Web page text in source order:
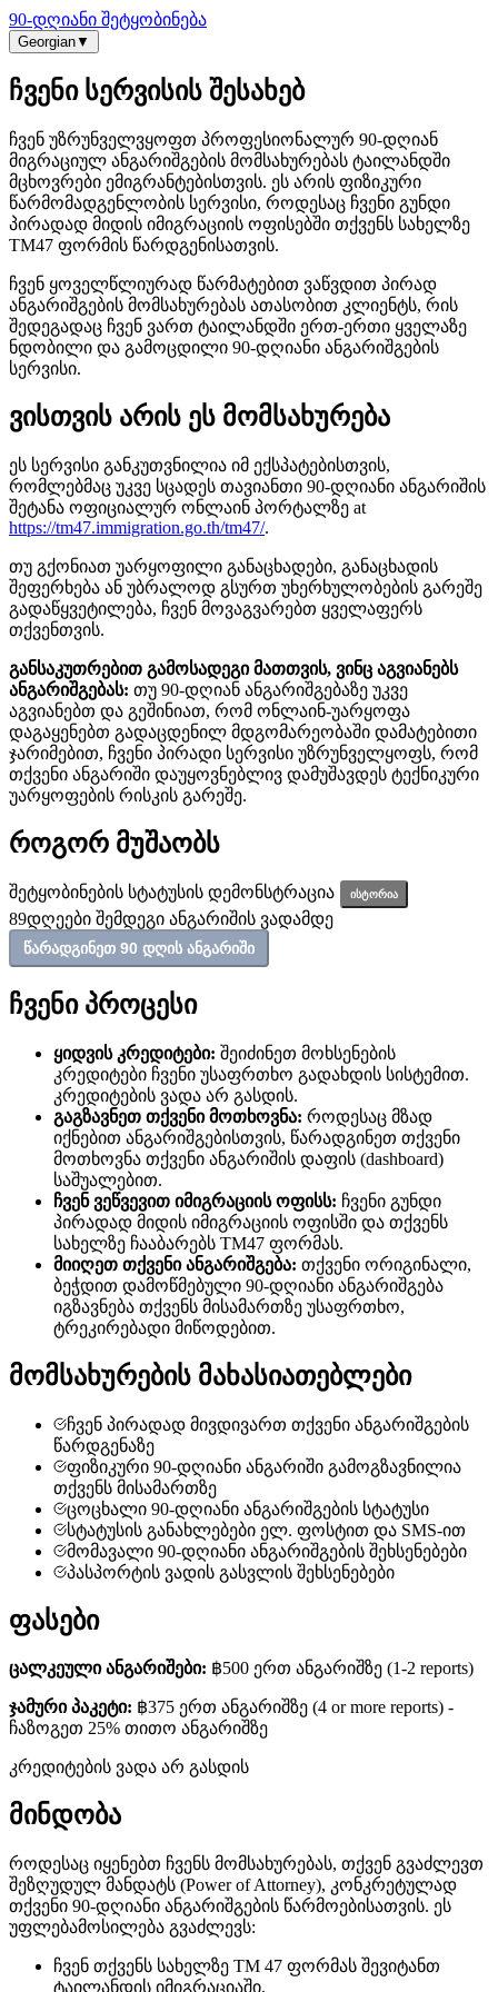
90-დღიანი შეტყობინება
Georgian▼
ჩვენი სერვისის შესახებ
ჩვენ უზრუნველვყოფთ პროფესიონალურ 90-დღიან
მიგრაციულ ანგარიშგების მომსახურებას ტაილანდში
მცხოვრები ემიგრანტებისთვის. ეს არის ფიზიკური
წარმომადგენლობის სერვისი, როდესაც ჩვენი გუნდი
პირადად მიდის იმიგრაციის ოფისებში თქვენს სახელზე
TM47 ფორმის წარდგენისათვის.
ჩვენ ყოველწლიურად წარმატებით ვაწვდით პირად
ანგარიშგების მომსახურებას ათასობით კლიენტს, რის
შედეგადაც ჩვენ ვართ ტაილანდში ერთ-ერთი ყველაზე
ნდობილი და გამოცდილი 90-დღიანი ანგარიშგების
სერვისი.
ვისთვის არის ეს მომსახურება
ეს სერვისი განკუთვნილია იმ ექსპატებისთვის,
რომლებმაც უკვე სცადეს თავიანთი 90-დღიანი ანგარიშის
შეტანა ოფიციალურ ონლაინ პორტალზე at
https://tm47.immigration.go.th/tm47/.
თუ გქონიათ უარყოფილი განაცხადები, განაცხადის
შეფერხება ან უბრალოდ გსურთ უხერხულობების გარეშე
გადაწყვეტილება, ჩვენ მოვაგვარებთ ყველაფერს
თქვენთვის.
განსაკუთრებით გამოსადეგი მათთვის, ვინც აგვიანებს
ანგარიშგებას: თუ 90-დღიან ანგარიშგებაზე უკვე
აგვიანებთ და გეშინიათ, რომ ონლაინ-უარყოფა
დაგაყენებთ გადაცდენილ მდგომარეობაში დამატებითი
ჯარიმებით, ჩვენი პირადი სერვისი უზრუნველყოფს, რომ
თქვენი ანგარიში დაუყოვნებლივ დამუშავდეს ტექნიკური
უარყოფების რისკის გარეშე.
როგორ მუშაობს
შეტყობინების სტატუსის დემონსტრაცია ისტორია
89დღეები შემდეგი ანგარიშის ვადამდე
წარადგინეთ 90 დღის ანგარიში
ჩვენი პროცესი
ყიდვის კრედიტები: შეიძინეთ მოხსენების
კრედიტები ჩვენი უსაფრთხო გადახდის სისტემით.
კრედიტების ვადა არ გასდის.
გაგზავნეთ თქვენი მოთხოვნა: როდესაც მზად
იქნებით ანგარიშგებისთვის, წარადგინეთ თქვენი
მოთხოვნა თქვენი ანგარიშის დაფის (dashboard)
საშუალებით.
ჩვენ ვეწვევით იმიგრაციის ოფისს: ჩვენი გუნდი
პირადად მიდის იმიგრაციის ოფისში და თქვენს
სახელზე ჩააბარებს TM47 ფორმას.
მიიღეთ თქვენი ანგარიშგება: თქვენი ორიგინალი,
ბეჭდით დამოწმებული 90-დღიანი ანგარიშგება
იგზავნება თქვენს მისამართზე უსაფრთხო,
ტრეკირებადი მიწოდებით.
მომსახურების მახასიათებლები
ჩვენ პირადად მივდივართ თქვენი ანგარიშგების
წარდგენაზე
ფიზიკური 90-დღიანი ანგარიში გამოგზავნილია
თქვენს მისამართზე
ცოცხალი 90-დღიანი ანგარიშგების სტატუსი
სტატუსის განახლებები ელ. ფოსტით და SMS-ით
მომავალი 90-დღიანი ანგარიშგების შეხსენებები
პასპორტის ვადის გასვლის შეხსენებები
ფასები
ცალკეული ანგარიშები: ฿500 ერთ ანგარიშზე (1-2 reports)
ჯამური პაკეტი: ฿375 ერთ ანგარიშზე (4 or more reports) -
ჩაზოგეთ 25% თითო ანგარიშზე
კრედიტების ვადა არ გასდის
მინდობა
როდესაც იყენებთ ჩვენს მომსახურებას, თქვენ გვაძლევთ
შეზღუდულ მანდატს (Power of Attorney), კონკრეტულად
თქვენი 90-დღიანი ანგარიშგების წარმოებისათვის. ეს
უფლებამოსილება გვაძლევს:
ჩვენ თქვენს სახელზე TM 47 ფორმას შევიტანთ
ტაილანდის იმიგრაციაში.